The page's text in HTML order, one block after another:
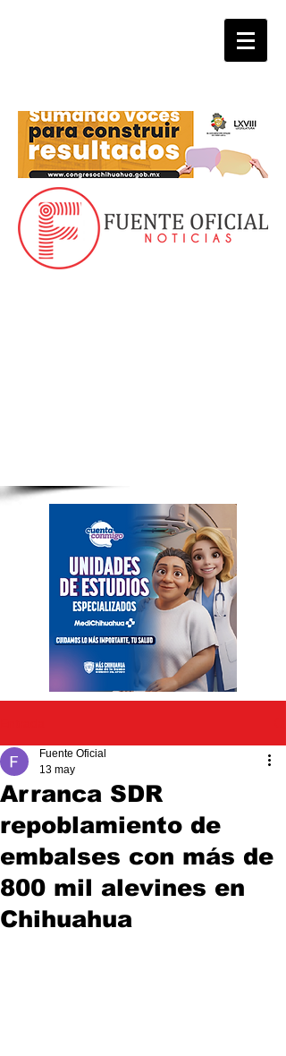
Arranca SDR
repoblamiento de
embalses con más de
800 mil alevines en
Chihuahua
Fuente Oficial
13 may